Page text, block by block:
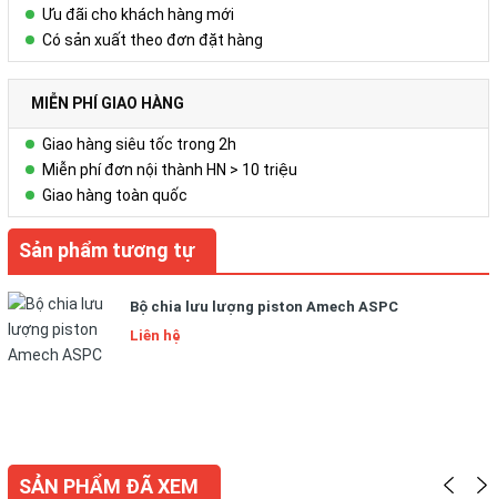
Ưu đãi cho khách hàng mới
Có sản xuất theo đơn đặt hàng
MIỄN PHÍ GIAO HÀNG
Giao hàng siêu tốc trong 2h
Miễn phí đơn nội thành HN > 10 triệu
Giao hàng toàn quốc
Sản phẩm tương tự
Bộ chia lưu lượng piston Amech ASPC
Liên hệ
SẢN PHẨM ĐÃ XEM